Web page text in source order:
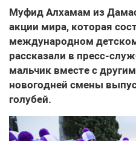
Муфид Алхамам из
акции мира, которая
международном
рассказали в пресс-
мальчик вместе с
новогодней смены
голубей.